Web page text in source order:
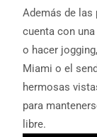
Además de las
cuenta con
o hacer
Miami o el
hermosas
para
libre.